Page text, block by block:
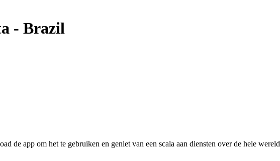
- Brazil
de app om het te gebruiken en geniet van een scala aan diensten over de hele wereld